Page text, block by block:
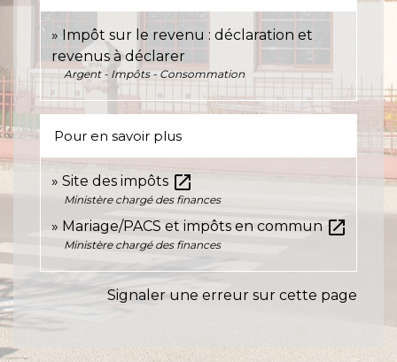
Impôt sur le revenu : déclaration et
revenus à déclarer
Argent - Impôts - Consommation
Pour en savoir plus
Site des impôts open_in_new
Ministère chargé des finances
Mariage/PACS et impôts en commun open_in_new
Ministère chargé des finances
Signaler une erreur sur cette page